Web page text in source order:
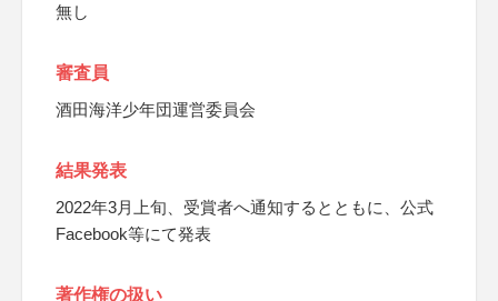
無し
審査員
酒田海洋少年団運営委員会
結果発表
2022年3月上旬、受賞者へ通知するとともに、公式
Facebook等にて発表
著作権の扱い